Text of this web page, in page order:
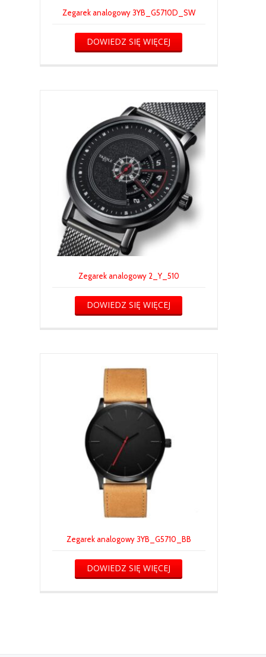
Zegarek analogowy 3YB_G5710D_SW
DOWIEDZ SIĘ WIĘCEJ
Zegarek analogowy 2_Y_510
DOWIEDZ SIĘ WIĘCEJ
Zegarek analogowy 3YB_G5710_BB
DOWIEDZ SIĘ WIĘCEJ